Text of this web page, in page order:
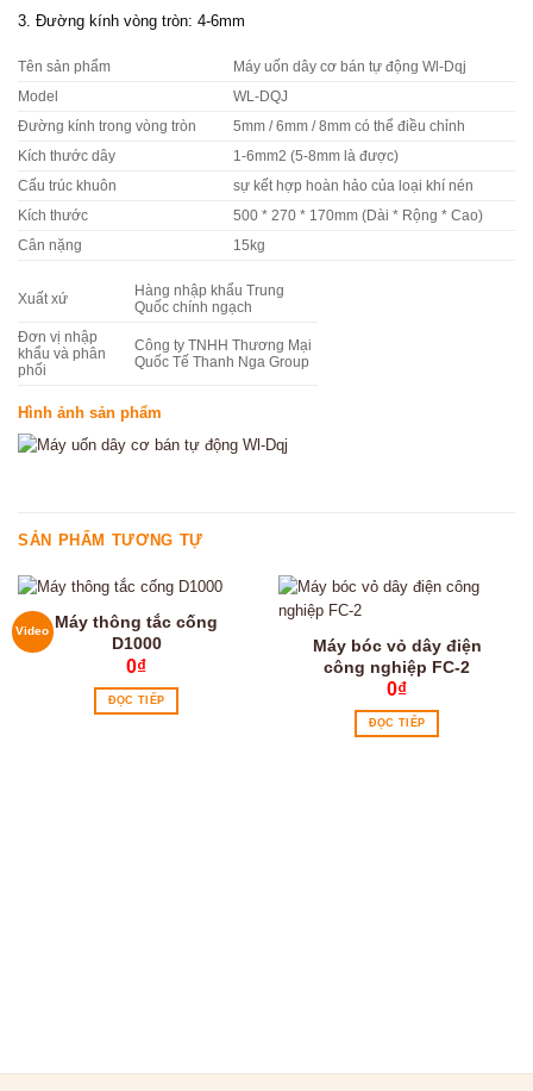
3. Đường kính vòng tròn: 4-6mm
Tên sản phẩm Máy uốn dây cơ bán tự động Wl-Dqj
Model WL-DQJ
Đường kính trong vòng tròn 5mm / 6mm / 8mm có thể điều chỉnh
Kích thước dây 1-6mm2 (5-8mm là được)
Cấu trúc khuôn sự kết hợp hoàn hảo của loại khí nén
Kích thước 500 * 270 * 170mm (Dài * Rộng * Cao)
Cân nặng 15kg
Xuất xứ
Hàng nhập khẩu Trung
Quốc chính ngạch
Đơn vị nhập
khẩu và phân
phối
Công ty TNHH Thương Mại
Quốc Tế Thanh Nga Group
Hình ảnh sản phẩm
SẢN PHẨM TƯƠNG TỰ
Video Máy thông tắc cống
D1000
0₫
ĐỌC TIẾP
Máy bóc vỏ dây điện
công nghiệp FC-2
0₫
ĐỌC TIẾP